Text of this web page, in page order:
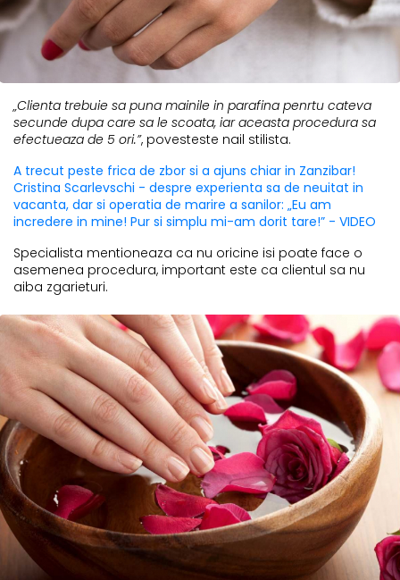
„Clienta trebuie sa puna mainile in parafina penrtu cateva
secunde dupa care sa le scoata, iar aceasta procedura sa
efectueaza de 5 ori.”, povesteste nail stilista.
A trecut peste frica de zbor si a ajuns chiar in Zanzibar!
Cristina Scarlevschi - despre experienta sa de neuitat in
vacanta, dar si operatia de marire a sanilor: „Eu am
incredere in mine! Pur si simplu mi-am dorit tare!” - VIDEO
Specialista mentioneaza ca nu oricine isi poate face o
asemenea procedura, important este ca clientul sa nu
aiba zgarieturi.